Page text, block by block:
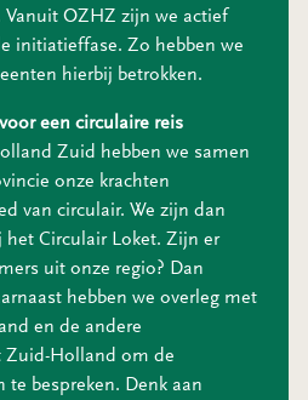
OZHZ zijn we actief
initiatieffase. Zo hebben we
hierbij betrokken.
een circulaire reis
Zuid hebben we samen
onze krachten
van circulair. We zijn dan
het Circulair Loket. Zijn er
uit onze regio? Dan
hebben we overleg met
en de andere
Zuid-Holland om de
te bespreken. Denk aan